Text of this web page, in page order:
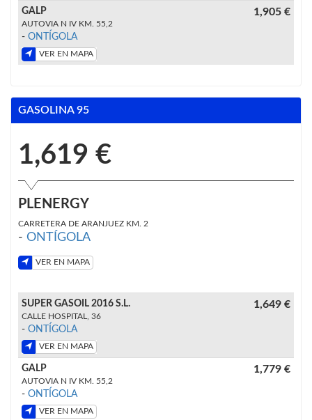
GALP
AUTOVIA N IV KM. 55,2
- ONTÍGOLA
VER EN MAPA
1,905 €
GASOLINA 95
1,619 €
PLENERGY
CARRETERA DE ARANJUEZ KM. 2
- ONTÍGOLA
VER EN MAPA
SUPER GASOIL 2016 S.L.
CALLE HOSPITAL, 36
- ONTÍGOLA
VER EN MAPA
1,649 €
GALP
AUTOVIA N IV KM. 55,2
- ONTÍGOLA
VER EN MAPA
1,779 €